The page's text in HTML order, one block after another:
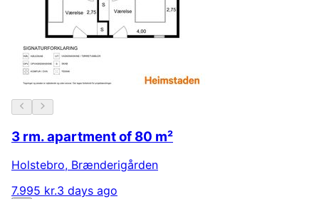
3 rm. apartment of 80 m²
Holstebro, Brænderigården
7.995 kr.3 days ago